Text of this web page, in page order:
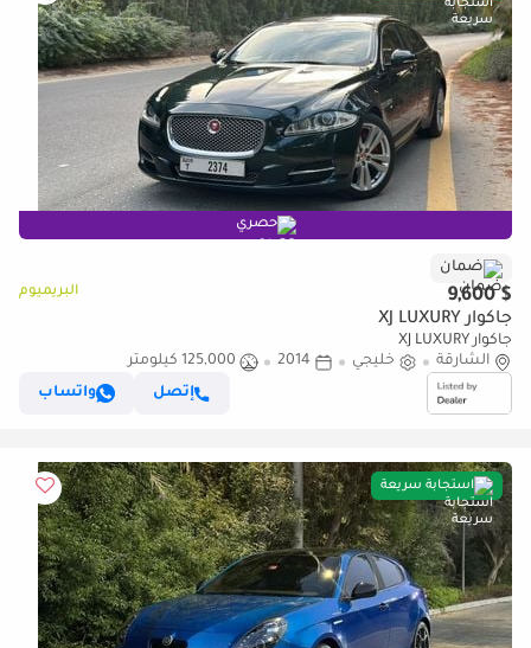
حصري
ضمان
$ 9,600 البريميوم
جاكوار XJ LUXURY
جاكوار XJ LUXURY
الشارقة
خليجي 2014
125,000 كيلومتر
إتصل
واتساب
استجابة سريعة